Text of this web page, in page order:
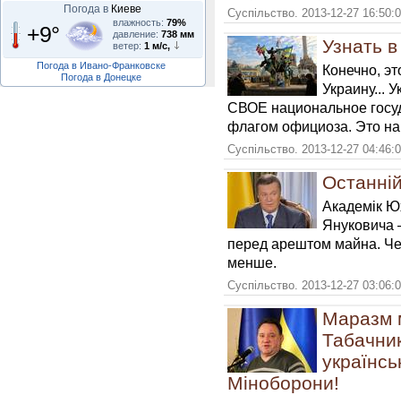
Погода в Киеве
+9° влажность: 79%
давление: 738 мм
ветер: 1 м/с,
Погода в Ивано-Франковске
Погода в Донецке
Суспільство. 2013-12-27
Узнать
Конечно,
Украину...
СВОЕ национальное
флагом официоза. Это
Суспільство. 2013-12-27
Академік
Януковича
перед арештом майна.
менше.
Суспільство. 2013-12-27
Маразм
Міноборони!